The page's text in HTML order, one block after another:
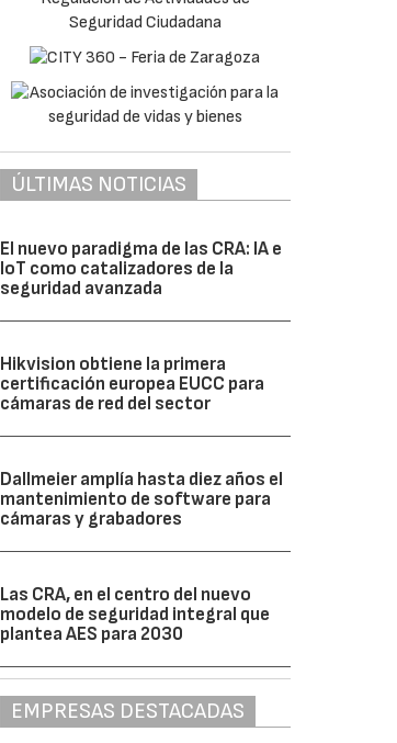
ÚLTIMAS NOTICIAS
El nuevo paradigma de las CRA: IA e
IoT como catalizadores de la
seguridad avanzada
Hikvision obtiene la primera
certificación europea EUCC para
cámaras de red del sector
Dallmeier amplía hasta diez años el
mantenimiento de software para
cámaras y grabadores
Las CRA, en el centro del nuevo
modelo de seguridad integral que
plantea AES para 2030
EMPRESAS DESTACADAS